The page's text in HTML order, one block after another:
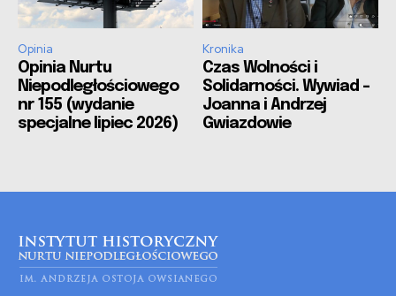
Opinia
Opinia Nurtu
Niepodległościowego
nr 155 (wydanie
specjalne lipiec 2026)
Kronika
Czas Wolności i
Solidarności. Wywiad –
Joanna i Andrzej
Gwiazdowie